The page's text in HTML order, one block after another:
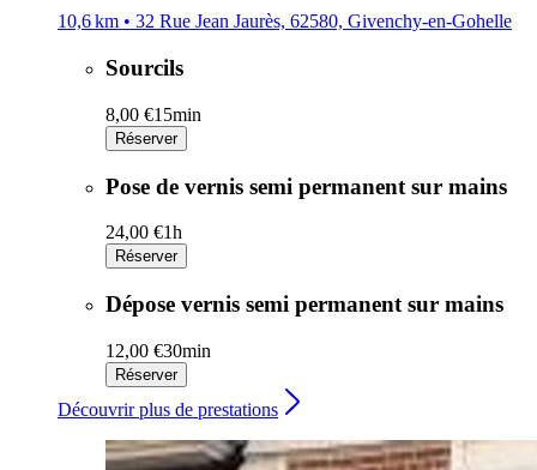
10,6 km • 32 Rue Jean Jaurès, 62580, Givenchy-en-Gohelle
Sourcils
8,00 €15min
Réserver
Pose de vernis semi permanent sur mains
24,00 €1h
Réserver
Dépose vernis semi permanent sur mains
12,00 €30min
Réserver
Découvrir plus de prestations